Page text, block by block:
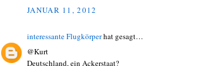
JANUAR 11, 2012
interessante Flugkörperhat gesagt…
@Kurt
Deutschland, ein Ackerstaat?